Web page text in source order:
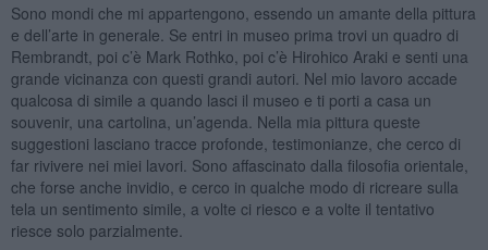
Sono mondi che mi appartengono, essendo un amante della pittura
e dell’arte in generale. Se entri in museo prima trovi un quadro di
Rembrandt, poi c’è Mark Rothko, poi c’è Hirohico Araki e senti una
grande vicinanza con questi grandi autori. Nel mio lavoro accade
qualcosa di simile a quando lasci il museo e ti porti a casa un
souvenir, una cartolina, un’agenda. Nella mia pittura queste
suggestioni lasciano tracce profonde, testimonianze, che cerco di
far rivivere nei miei lavori. Sono affascinato dalla filosofia orientale,
che forse anche invidio, e cerco in qualche modo di ricreare sulla
tela un sentimento simile, a volte ci riesco e a volte il tentativo
riesce solo parzialmente.